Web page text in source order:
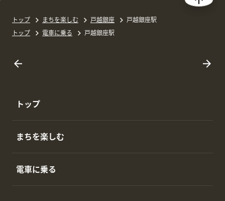
トップ まちを楽しむ 戸越銀座
戸越銀座駅
トップ
電車に乗る 戸越銀座駅
トップ
まちを楽しむ
電車に乗る